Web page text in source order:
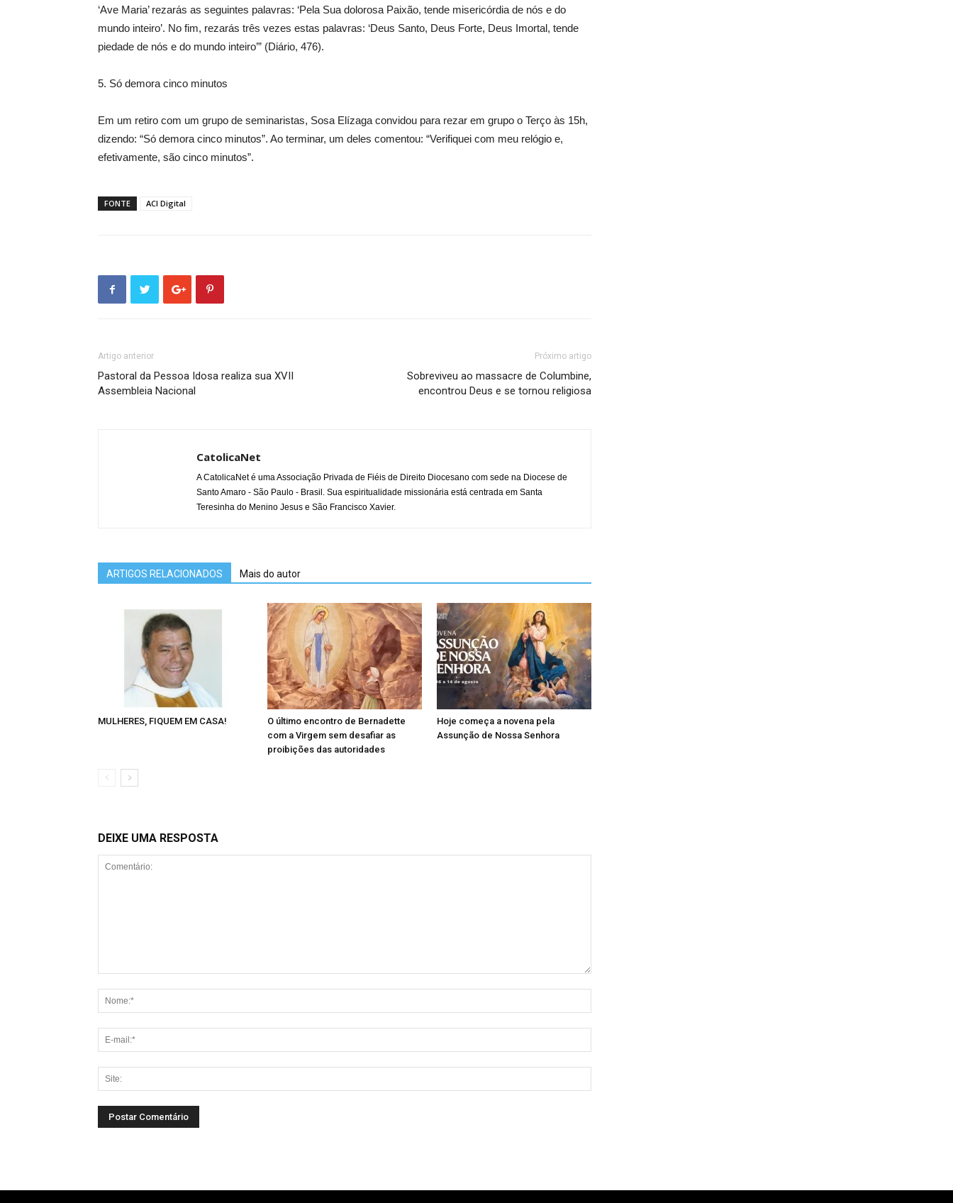
‘Ave Maria’ rezarás as seguintes palavras: ‘Pela Sua dolorosa Paixão, tende misericórdia de nós e do
mundo inteiro’. No fim, rezarás três vezes estas palavras: ‘Deus Santo, Deus Forte, Deus Imortal, tende
piedade de nós e do mundo inteiro’” (Diário, 476).
5. Só demora cinco minutos
Em um retiro com um grupo de seminaristas, Sosa Elízaga convidou para rezar em grupo o Terço às 15h,
dizendo: “Só demora cinco minutos”. Ao terminar, um deles comentou: “Verifiquei com meu relógio e,
efetivamente, são cinco minutos”.
FONTE ACI Digital
Artigo anterior
Pastoral da Pessoa Idosa realiza sua XVII
Assembleia Nacional
Próximo artigo
Sobreviveu ao massacre de Columbine,
encontrou Deus e se tornou religiosa
CatolicaNet
A CatolicaNet é uma Associação Privada de Fiéis de Direito Diocesano com sede na Diocese de
Santo Amaro - São Paulo - Brasil. Sua espiritualidade missionária está centrada em Santa
Teresinha do Menino Jesus e São Francisco Xavier.
ARTIGOS RELACIONADOS Mais do autor
MULHERES, FIQUEM EM CASA!
O último encontro de Bernadette
com a Virgem sem desafiar as
proibições das autoridades
Hoje começa a novena pela
Assunção de Nossa Senhora
DEIXE UMA RESPOSTA